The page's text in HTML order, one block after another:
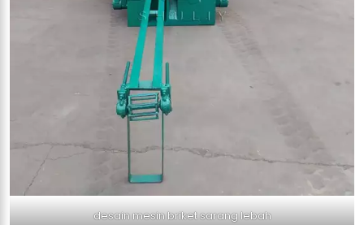
desain mesin briket sarang lebah